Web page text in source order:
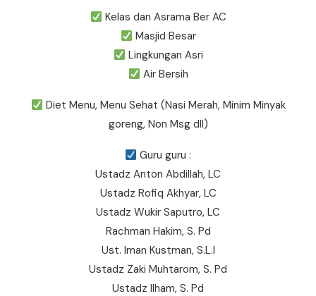
Kelas dan Asrama Ber AC
Masjid Besar
Lingkungan Asri
Air Bersih
Diet Menu, Menu Sehat (Nasi Merah, Minim Minyak
goreng, Non Msg dll)
Guru guru :
Ustadz Anton Abdillah, LC
Ustadz Rofiq Akhyar, LC
Ustadz Wukir Saputro, LC
Rachman Hakim, S. Pd
Ust. Iman Kustman, S.L.I
Ustadz Zaki Muhtarom, S. Pd
Ustadz Ilham, S. Pd